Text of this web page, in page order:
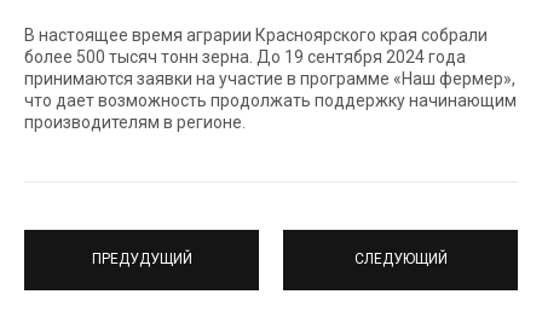
В настоящее время аграрии Красноярского края собрали
более 500 тысяч тонн зерна. До 19 сентября 2024 года
принимаются заявки на участие в программе «Наш фермер»,
что дает возможность продолжать поддержку начинающим
производителям в регионе.
ПРЕДУДУЩИЙ СЛЕДУЮЩИЙ